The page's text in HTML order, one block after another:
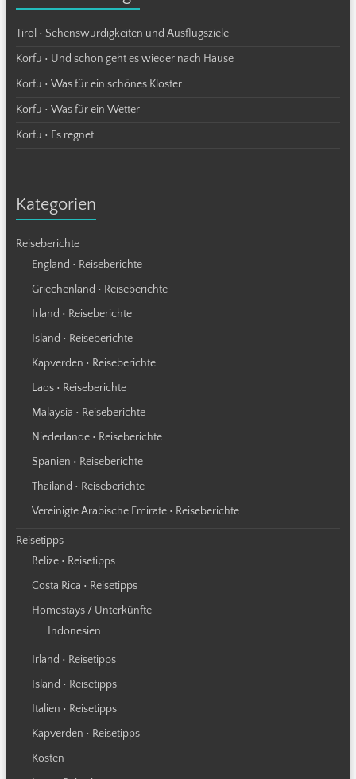
Tirol • Sehenswürdigkeiten und Ausflugsziele
Korfu • Und schon geht es wieder nach Hause
Korfu • Was für ein schönes Kloster
Korfu • Was für ein Wetter
Korfu • Es regnet
Kategorien
Reiseberichte
England • Reiseberichte
Griechenland • Reiseberichte
Irland • Reiseberichte
Island • Reiseberichte
Kapverden • Reiseberichte
Laos • Reiseberichte
Malaysia • Reiseberichte
Niederlande • Reiseberichte
Spanien • Reiseberichte
Thailand • Reiseberichte
Vereinigte Arabische Emirate • Reiseberichte
Reisetipps
Belize • Reisetipps
Costa Rica • Reisetipps
Homestays / Unterkünfte
Indonesien
Irland • Reisetipps
Island • Reisetipps
Italien • Reisetipps
Kapverden • Reisetipps
Kosten